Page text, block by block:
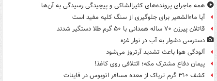
همه ماجرای پرونده‌های کثیرالشاکی و پیچیدگی رسیدگی به آن‌ها
آیا ماءالشعیر برای جلوگیری از سنگ کلیه مفید است
قاتلان پیرزن ۷۰ ساله همدانی با ۵۰ گرم طلا دستگیر شدند
دسترسی دشوار به آب در نوار غزه
آلودگی هوا باعث تشدید آرتروز می‌شود
پیمان دفاع مشترک مکه؛ ائتلافی روی کاغذ!
کشف ۳۱۰ گرم تریاک از معده مسافر اتوبوس در قاینات